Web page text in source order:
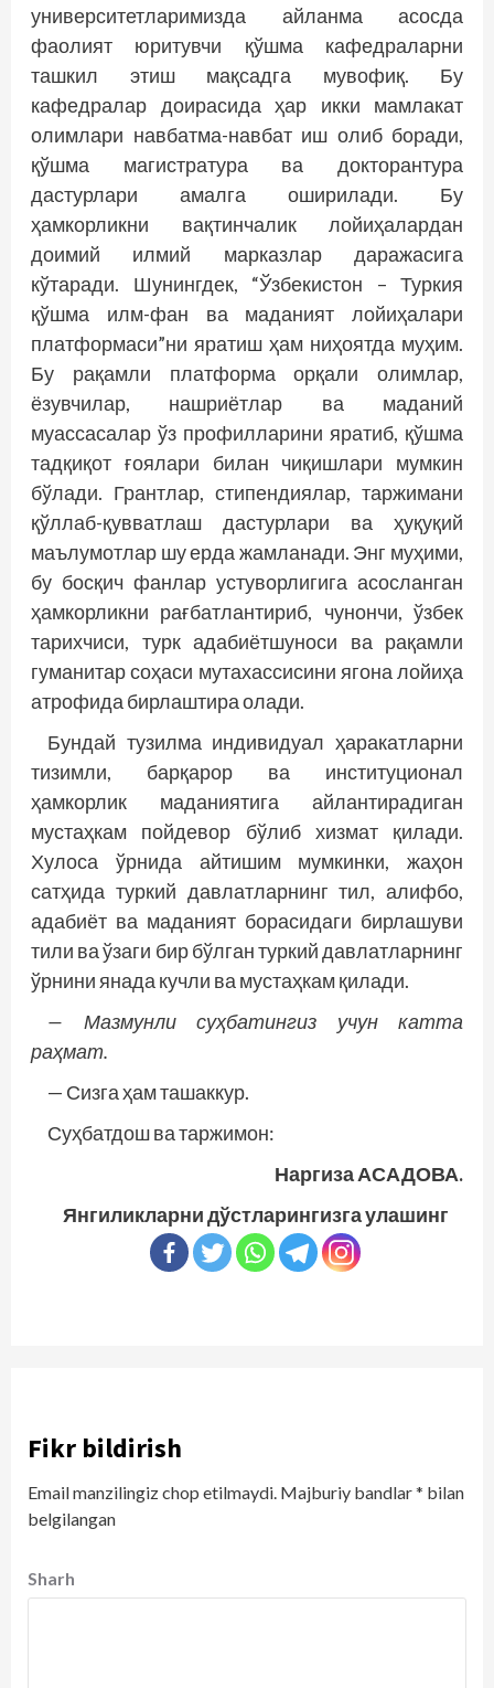
университетларимизда айланма асосда
фаолият юритувчи қўшма кафедраларни
ташкил этиш мақсадга мувофиқ. Бу
кафедралар доирасида ҳар икки мамлакат
олимлари навбатма-навбат иш олиб боради,
қўшма магистратура ва докторантура
дастурлари амалга оширилади. Бу
ҳамкорликни вақтинчалик лойиҳалардан
доимий илмий марказлар даражасига
кўтаради. Шунингдек, “Ўзбекистон – Туркия
қўшма илм-фан ва маданият лойиҳалари
платформаси”ни яратиш ҳам ниҳоятда муҳим.
Бу рақамли платформа орқали олимлар,
ёзувчилар, нашриётлар ва маданий
муассасалар ўз профилларини яратиб, қўшма
тадқиқот ғоялари билан чиқишлари мумкин
бўлади. Грантлар, стипендиялар, таржимани
қўллаб-қувватлаш дастурлари ва ҳуқуқий
маълумотлар шу ерда жамланади. Энг муҳими,
бу босқич фанлар устуворлигига асосланган
ҳамкорликни рағбатлантириб, чунончи, ўзбек
тарихчиси, турк адабиётшуноси ва рақамли
гуманитар соҳаси мутахассисини ягона лойиҳа
атрофида бирлаштира олади.
Бундай тузилма индивидуал ҳаракатларни
тизимли, барқарор ва институционал
ҳамкорлик маданиятига айлантирадиган
мустаҳкам пойдевор бўлиб хизмат қилади.
Хулоса ўрнида айтишим мумкинки, жаҳон
сатҳида туркий давлатларнинг тил, алифбо,
адабиёт ва маданият борасидаги бирлашуви
тили ва ўзаги бир бўлган туркий давлатларнинг
ўрнини янада кучли ва мустаҳкам қилади.
— Мазмунли суҳбатингиз учун катта
раҳмат.
— Сизга ҳам ташаккур.
Суҳбатдош ва таржимон:
Наргиза АСАДОВА.
Янгиликларни дўстларингизга улашинг
Fikr bildirish
Email manzilingiz chop etilmaydi. Majburiy bandlar* bilan
belgilangan
Sharh